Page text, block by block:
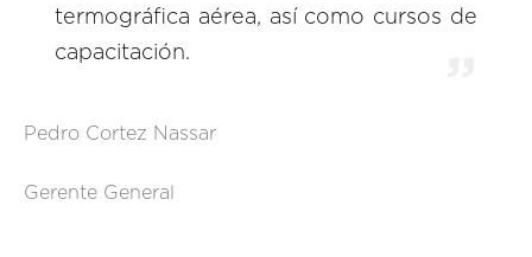
termográfica aérea, así como cursos de
capacitación.
Pedro Cortez Nassar
Gerente General